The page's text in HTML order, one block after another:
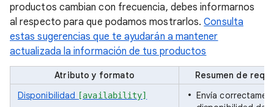
productos cambian con frecuencia, debes informarnos
al respecto para que podamos mostrarlos.Consulta
estas sugerencias que te ayudarán a mantener
actualizada la información de tus productos
Atributo y formato
Resumen de
Disponibilidad [availability]
Envía